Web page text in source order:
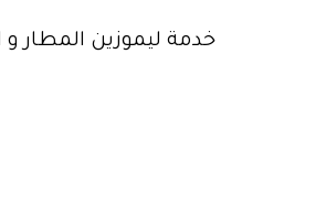
خدمة ليموزين المطار و